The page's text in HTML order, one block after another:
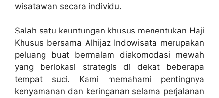
wisatawan secara individu.
Salah satu keuntungan khusus menentukan Haji
Khusus bersama Alhijaz Indowisata merupakan
peluang buat bermalam diakomodasi mewah
yang berlokasi strategis di dekat beberapa
tempat suci. Kami memahami pentingnya
kenyamanan dan keringanan selama perjalanan